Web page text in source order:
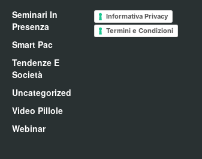
Seminari In
Presenza
Smart Pac
Tendenze E
Società
Uncategorized
Video Pillole
Webinar
Informativa Privacy
Termini e Condizioni